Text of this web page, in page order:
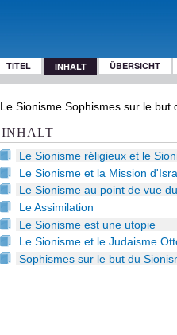
TITEL INHALT ÜBERSICHT
Le Sionisme.Sophismes sur le
INHALT
Le Sionisme réligieux et le
Le Sionisme et la Mission
Le Sionisme au point de vue
Le Assimilation
Le Sionisme est une utopie
Le Sionisme et le Judaisme
Sophismes sur le but du